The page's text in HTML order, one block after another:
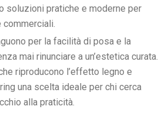
soluzioni pratiche e moderne per
per la facilità di posa e la
mai rinunciare a un’estetica curata.
riproducono l’effetto legno e
una scelta ideale per chi cerca
alla praticità.